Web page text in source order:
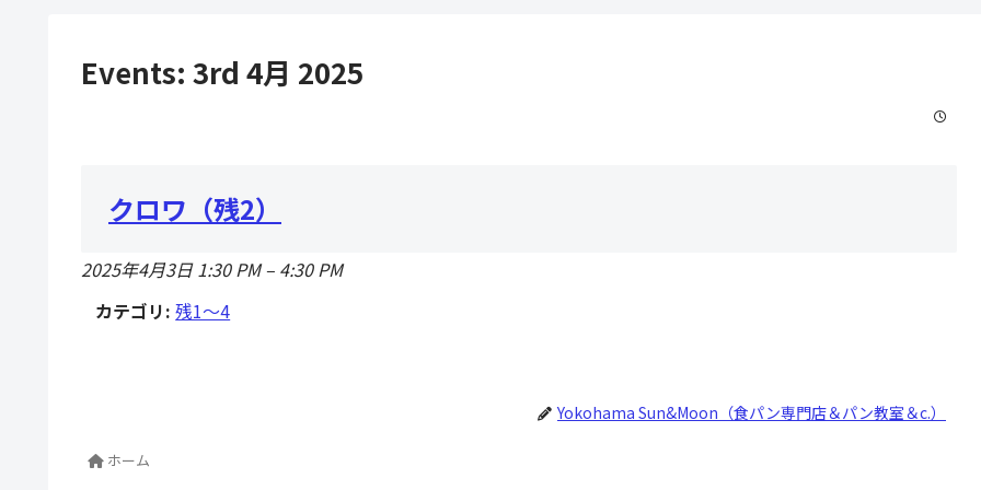
Events: 3rd 4月 2025
クロワ（残2）
2025年4月3日 1:30 PM– 4:30 PM
カテゴリ: 残1〜4
Yokohama Sun&Moon（食パン専門店＆パン教室＆c.）
ホーム